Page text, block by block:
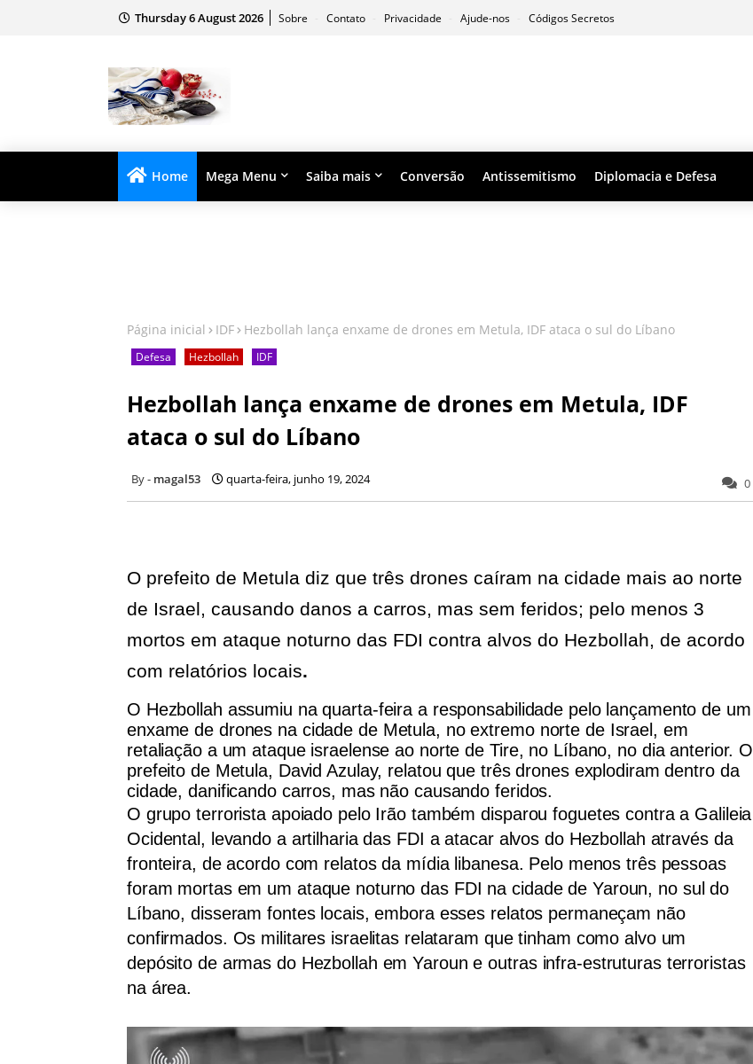
Thursday 6 August 2026 Sobre Contato Privacidade Ajude-nos Códigos Secretos
Home Mega Menu Saiba mais Conversão Antissemitismo Diplomacia e Defesa
Página inicial IDF Hezbollah lança enxame de drones em Metula, IDF ataca o sul do Líbano
Defesa Hezbollah IDF
Hezbollah lança enxame de drones em Metula, IDF
ataca o sul do Líbano
magal53 quarta-feira, junho 19, 2024 0
O prefeito de Metula diz que três drones caíram na cidade mais ao norte
de Israel, causando danos a carros, mas sem feridos; pelo menos 3
mortos em ataque noturno das FDI contra alvos do Hezbollah, de acordo
com relatórios locais.
O Hezbollah assumiu na quarta-feira a responsabilidade pelo lançamento de um
enxame de drones na cidade de Metula, no extremo norte de Israel, em
retaliação a um ataque israelense ao norte de Tire, no Líbano, no dia anterior. O
prefeito de Metula, David Azulay, relatou que três drones explodiram dentro da
cidade, danificando carros, mas não causando feridos.
O grupo terrorista apoiado pelo Irão também disparou foguetes contra a Galileia
Ocidental, levando a artilharia das FDI a atacar alvos do Hezbollah através da
fronteira, de acordo com relatos da mídia libanesa. Pelo menos três pessoas
foram mortas em um ataque noturno das FDI na cidade de Yaroun, no sul do
Líbano, disseram fontes locais, embora esses relatos permaneçam não
confirmados. Os militares israelitas relataram que tinham como alvo um
depósito de armas do Hezbollah em Yaroun e outras infra-estruturas terroristas
na área.